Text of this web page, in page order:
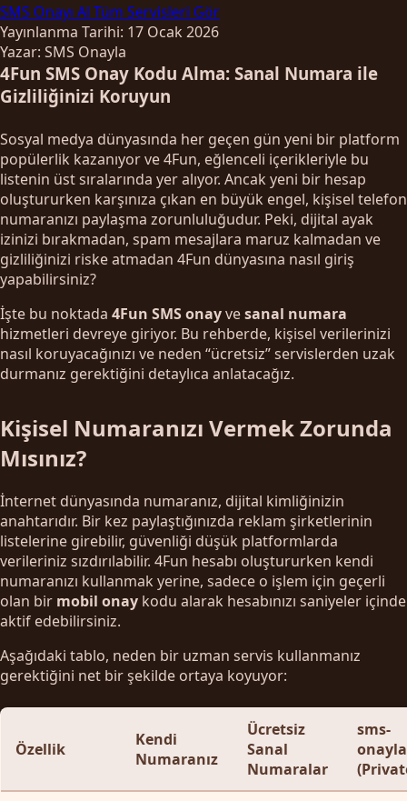
SMS Onayı Al Tüm Servisleri Gör
Yayınlanma Tarihi: 17 Ocak 2026
Yazar: SMS Onayla
4Fun SMS Onay Kodu Alma: Sanal Numara ile
Gizliliğinizi Koruyun
Sosyal medya dünyasında her geçen gün yeni bir platform
popülerlik kazanıyor ve 4Fun, eğlenceli içerikleriyle bu
listenin üst sıralarında yer alıyor. Ancak yeni bir hesap
oluştururken karşınıza çıkan en büyük engel, kişisel telefon
numaranızı paylaşma zorunluluğudur. Peki, dijital ayak
izinizi bırakmadan, spam mesajlara maruz kalmadan ve
gizliliğinizi riske atmadan 4Fun dünyasına nasıl giriş
yapabilirsiniz?
İşte bu noktada 4Fun SMS onayvesanal numara
hizmetleri devreye giriyor. Bu rehberde, kişisel verilerinizi
nasıl koruyacağınızı ve neden “ücretsiz” servislerden uzak
durmanız gerektiğini detaylıca anlatacağız.
Kişisel Numaranızı Vermek Zorunda
Mısınız?
İnternet dünyasında numaranız, dijital kimliğinizin
anahtarıdır. Bir kez paylaştığınızda reklam şirketlerinin
listelerine girebilir, güvenliği düşük platformlarda
verileriniz sızdırılabilir. 4Fun hesabı oluştururken kendi
numaranızı kullanmak yerine, sadece o işlem için geçerli
olan bir mobil onay kodu alarak hesabınızı saniyeler içinde
aktif edebilirsiniz.
Aşağıdaki tablo, neden bir uzman servis kullanmanız
gerektiğini net bir şekilde ortaya koyuyor:
Özellik
Kendi
Numaranız
Ücretsiz
Sanal
Numaralar
sms-